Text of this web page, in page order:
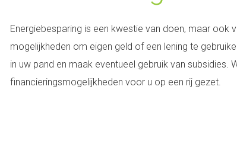
Energiebesparing is een kwestie van doen, maar ook
mogelijkheden om eigen geld of een lening te
in uw pand en maak eventueel gebruik van subsidies.
financieringsmogelijkheden voor u op een rij gezet.